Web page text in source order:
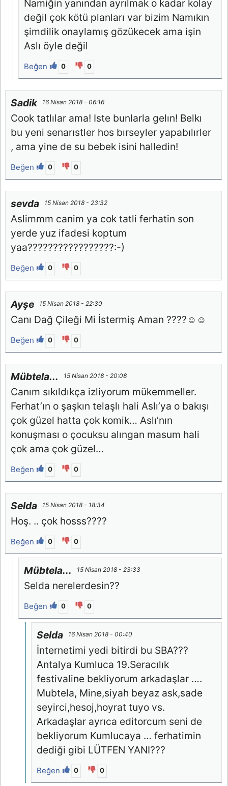
Namiğin yanından ayrılmak o kadar kolay
değil çok kötü planları var bizim Namıkın
şimdilik onaylamış gözükecek ama işin
Aslı öyle değil
Beğen 0 0
Sadik 16 Nisan 2018 - 06:16
Cook tatlılar ama! Iste bunlarla gelın! Belkı
bu yeni senarıstler hos bırseyler yapabılırler
, ama yine de su bebek isini halledin!
Beğen 0 0
sevda 15 Nisan 2018 - 23:32
Aslimmm canim ya cok tatli ferhatin son
yerde yuz ifadesi koptum
yaa?????????????????:-)
Beğen 0 0
Ayşe 15 Nisan 2018 - 22:30
Canı Dağ Çileği Mi İstermiş Aman ????☺️☺️
Beğen 0 0
Mübtela... 15 Nisan 2018 - 20:08
Canım sıkıldıkça izliyorum mükemmeller.
Ferhat’ın o şaşkın telaşlı hali Aslı’ya o bakışı
çok güzel hatta çok komik… Aslı’nın
konuşması o çocuksu alıngan masum hali
çok ama çok güzel…
Beğen 0 0
Selda 15 Nisan 2018 - 18:34
Hoş. .. çok hosss????
Beğen 0 0
Mübtela... 15 Nisan 2018 - 23:33
Selda nerelerdesin??
Beğen 0 0
Selda 16 Nisan 2018 - 00:40
İnternetimi yedi bitirdi bu SBA???
Antalya Kumluca 19.Seracılık
festivaline bekliyorum arkadaşlar ….
Mubtela, Mine,siyah beyaz ask,sade
seyirci,hesoj,hoyrat tuyo vs.
Arkadaşlar ayrıca editorcum seni de
bekliyorum Kumlucaya … ferhatimin
dediği gibi LÜTFEN YANI???
Beğen 0 0